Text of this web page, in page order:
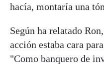
hacía, montaría una
Según ha relatado
acción estaba cara
"Como banquero de